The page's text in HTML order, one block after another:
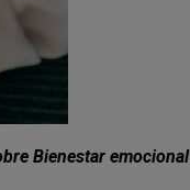
Bienestar emocional